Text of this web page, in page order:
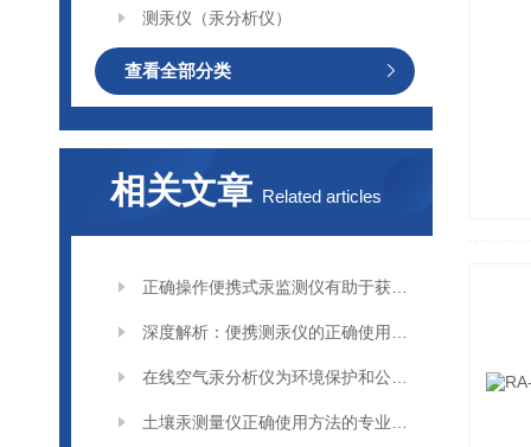
测汞仪（汞分析仪）
查看全部分类
相关文章 Related articles